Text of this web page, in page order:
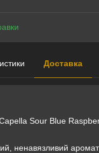
Доставка
Sour Blue
ненавязливий аромат